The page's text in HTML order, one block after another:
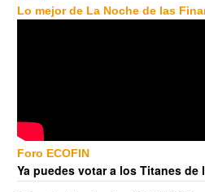
Lo mejor de La Noche de las
Foro ECOFIN
Ya puedes votar a los Titanes de